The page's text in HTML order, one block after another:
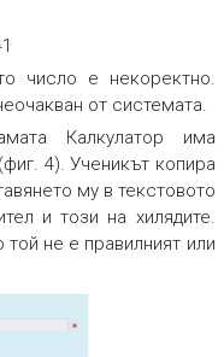
число е некоректно.
от системата.
Калкулатор има
4). Ученикът копира
му в текстовото
и този на хилядите.
не е правилният или